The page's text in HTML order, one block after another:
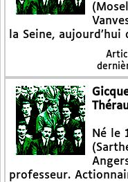
la Seine,
Né le
professeur.